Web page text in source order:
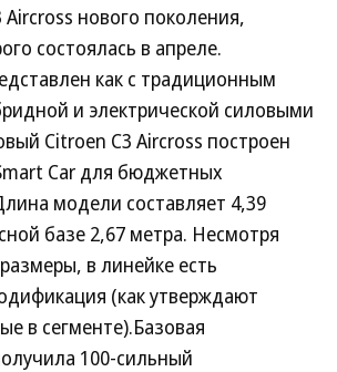
Aircross нового поколения,
состоялась в апреле.
как с традиционным
и электрической силовыми
Citroen C3 Aircross построен
Car для бюджетных
модели составляет 4,39
базе 2,67 метра. Несмотря
в линейке есть
(как утверждают
в сегменте).Базовая
100-сильный